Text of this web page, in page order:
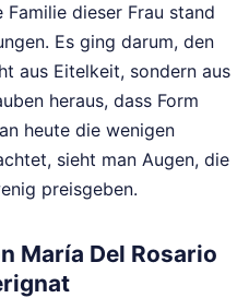
dieser Frau stand
Es ging darum, den
aus Eitelkeit, sondern aus
heraus, dass Form
heute die wenigen
sieht man Augen, die
preisgeben.
María Del Rosario